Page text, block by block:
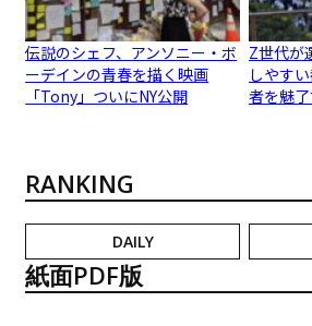
伝説のシェフ、アンソニー・ボ
ーデインの青春を描く映画
「Tony」ついにNY公開
Z世代が
しやす
者を魅
RANKING
DAILY
紙面PDF版